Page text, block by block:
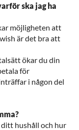
ska jag ha
möjligheten att
är det bra att
ökar du din
för
i någon del
hushåll och hur